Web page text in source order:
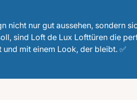
nicht nur gut aussehen, sondern
sind Loft de Lux Lofttüren die
mit einem Look, der bleibt. ✅